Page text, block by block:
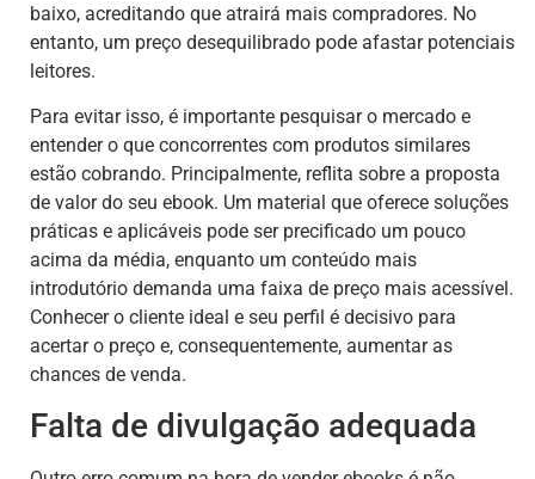
baixo, acreditando que atrairá mais compradores. No
entanto, um preço desequilibrado pode afastar potenciais
leitores.
Para evitar isso, é importante pesquisar o mercado e
entender o que concorrentes com produtos similares
estão cobrando. Principalmente, reflita sobre a proposta
de valor do seu ebook. Um material que oferece soluções
práticas e aplicáveis pode ser precificado um pouco
acima da média, enquanto um conteúdo mais
introdutório demanda uma faixa de preço mais acessível.
Conhecer o cliente ideal e seu perfil é decisivo para
acertar o preço e, consequentemente, aumentar as
chances de venda.
Falta de divulgação adequada